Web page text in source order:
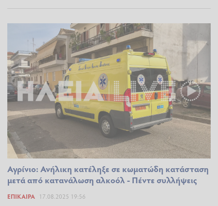
Αγρίνιο: Ανήλικη κατέληξε σε κωματώδη κατάσταση
μετά από κατανάλωση αλκοόλ - Πέντε συλλήψεις
ΕΠΊΚΑΙΡΑ 17.08.2025 19:56